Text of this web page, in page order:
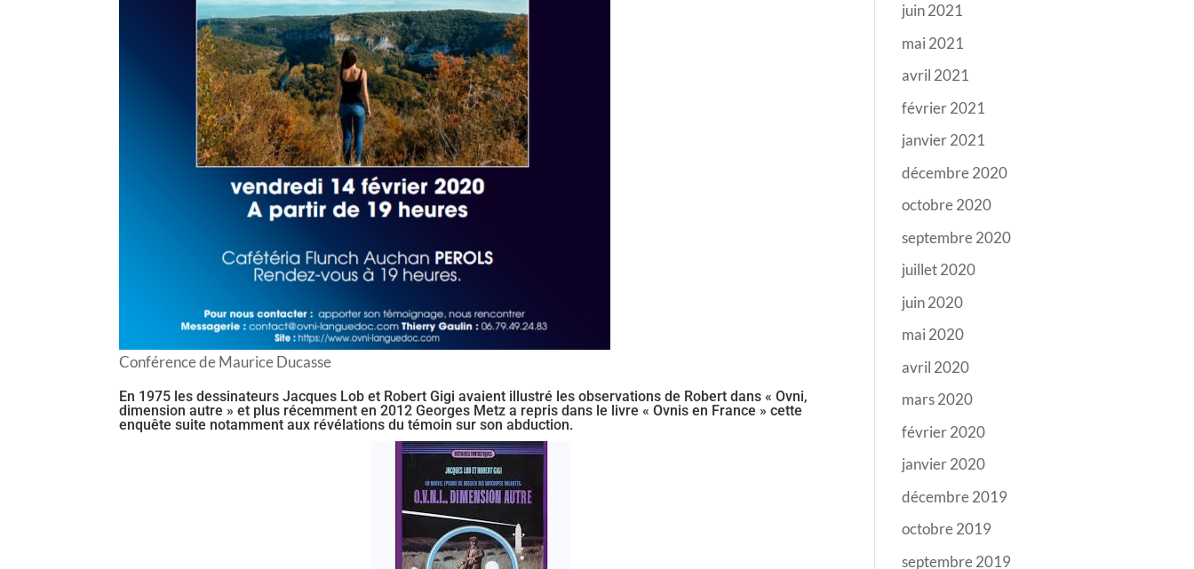
Conférence de Maurice Ducasse
En 1975 les dessinateurs Jacques Lob et Robert Gigi avaient illustré les observations de Robert dans « Ovni,
dimension autre » et plus récemment en 2012 Georges Metz a repris dans le livre « Ovnis en France » cette
enquête suite notamment aux révélations du témoin sur son abduction.
juin 2021
mai 2021
avril 2021
février 2021
janvier 2021
décembre 2020
octobre 2020
septembre 2020
juillet 2020
juin 2020
mai 2020
avril 2020
mars 2020
février 2020
janvier 2020
décembre 2019
octobre 2019
septembre 2019